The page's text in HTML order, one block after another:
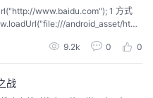
9.2k 0 0
战